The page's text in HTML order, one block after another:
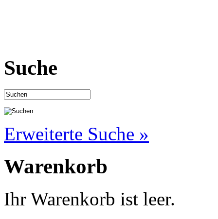
Suche
Erweiterte Suche »
Warenkorb
Ihr Warenkorb ist leer.